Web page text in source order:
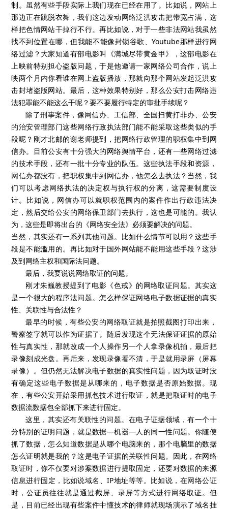
制。虽然有些手段实际上我们现在已经在用了。比如说，网站上
那边正在跳脱衣舞，我们这边发动网络泛洪攻击把带宽占满，这
样把色情网站干掉行不行。再比如说，对于一些非法网站我虽然
找不到位置在哪，但我能不能像封锁谷歌、Youtube那样进行网
络过滤？大家知道有部电影叫《满城尽带黄金甲》，这部电影在
上映前特别担心盗版问题，于是他邀请一家网络公司合作，说上
映两个月内你看谁在网上盗版播放，那就向那个网站发起泛洪攻
击封堵盗版网站。最后，这种效果特别好，那么公安打击网络违
法犯罪能不能这么干呢？要不要履行特定的审批手续呢？
除了刑事案件，像网信办、工信部、全国扫黄打非办、公安
的治安管理部门这些网络行政执法部门能不能采取这些类似的手
段呢？刚才北邮的谢老师提到，把网络行政管理的职权集中到网
信办。目前公安有十分强大的网络舆情平台，还有一些网络过滤
的技术手段，还有一批十分专业的队伍。这些执法手段和资源，
网信办都没有，把职权集中到网信办，他怎么去执法？当然，我
们可以考虑网络执法的决定权与执行权的分离，这需要制度设
计。比如说，网信办可以就职权范围内的案件作出行政违法决
定，然后交给公安的网络保卫部门去执行，这也是可能的。我认
为，这些是即将出台的《网络安全法》必须要解决的问题。
当然，其实还有一系列其他问题。比如什么情节可以用？这些手
段是不能滥用的。再比如对于国外网站能不能用这些手段？这涉
及到网络主权和国际法问题。
最后，我要说说网络取证的问题。
刚才朱巍教授提到了电影《色戒》的网络取证问题。其实这
是一个很大的程序法问题。怎么样保证网络电子数据证据的真实
性、关联性与合法性？
最早的时候，有些公安的网络取证就是拍照截图打印出来，
警察签字就可以作为证据了。随后发现这个无法保证证据的原始
性与真实性，那就改成一个人操作另一个人拿录像机拍，最后把
录像刻成光盘。再后来，发现录像看不清，于是就用录屏（屏幕
录像）。但仍然无法解决电子数据的真实性问题，因为取证时没
有确定这些电子数据是从哪来的，电子数据是否原始数据。现
在，有些公安开始采用抓包技术进行取证，就是把取证时的电子
数据流数据包全部抓下来进行固定。
这里，其实还有关联性的问题。在电子证据领域，有一个十
分特别的证明问题，就是数据—机器—人的同一性问题。你随便
抓了数据，怎么知道数据是从哪个电脑来的，那个电脑里的数据
怎么证明就是我的？这是电子证据的关联性问题。因此，在网络
取证时，你不仅要对涉案数据进行提取固定，还要对数据的来源
信息进行固定，比如说域名、IP地址等等。比如说，在网络公证
时，公证员往往就是通过截屏、录屏等方式进行网络取证。但
是，目前已经出现有些案件中懂技术的律师就现场演示了域名挂